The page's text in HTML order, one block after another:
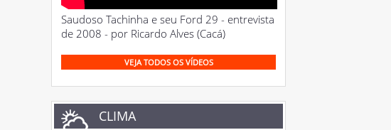
Saudoso Tachinha e seu Ford 29 - entrevista
de 2008 - por Ricardo Alves (Cacá)
VEJA TODOS OS VÍDEOS
CLIMA